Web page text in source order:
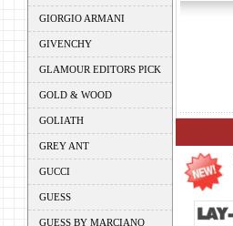
GIORGIO ARMANI
GIVENCHY
GLAMOUR EDITORS PICK
GOLD & WOOD
GOLIATH
GREY ANT
GUCCI
GUESS
GUESS BY MARCIANO